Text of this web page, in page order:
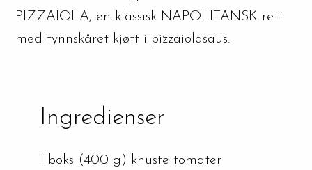
PIZZAIOLA, en klassisk NAPOLITANSK rett
med tynnskåret kjøtt i pizzaiolasaus.
Ingredienser
1 boks (400 g) knuste tomater